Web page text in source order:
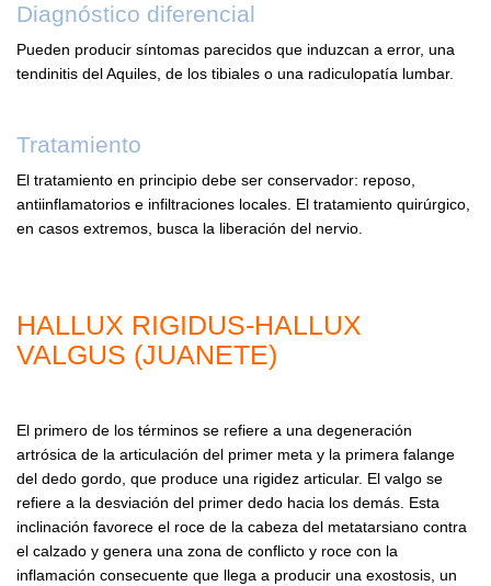
Diagnóstico diferencial
Pueden producir síntomas parecidos que induzcan a error, una
tendinitis del Aquiles, de los tibiales o una radiculopatía lumbar.
Tratamiento
El tratamiento en principio debe ser conservador: reposo,
antiinflamatorios e infiltraciones locales. El tratamiento quirúrgico,
en casos extremos, busca la liberación del nervio.
HALLUX RIGIDUS-HALLUX
VALGUS (JUANETE)
El primero de los términos se refiere a una degeneración
artrósica de la articulación del primer meta y la primera falange
del dedo gordo, que produce una rigidez articular. El valgo se
refiere a la desviación del primer dedo hacia los demás. Esta
inclinación favorece el roce de la cabeza del metatarsiano contra
el calzado y genera una zona de conflicto y roce con la
inflamación consecuente que llega a producir una exostosis, un